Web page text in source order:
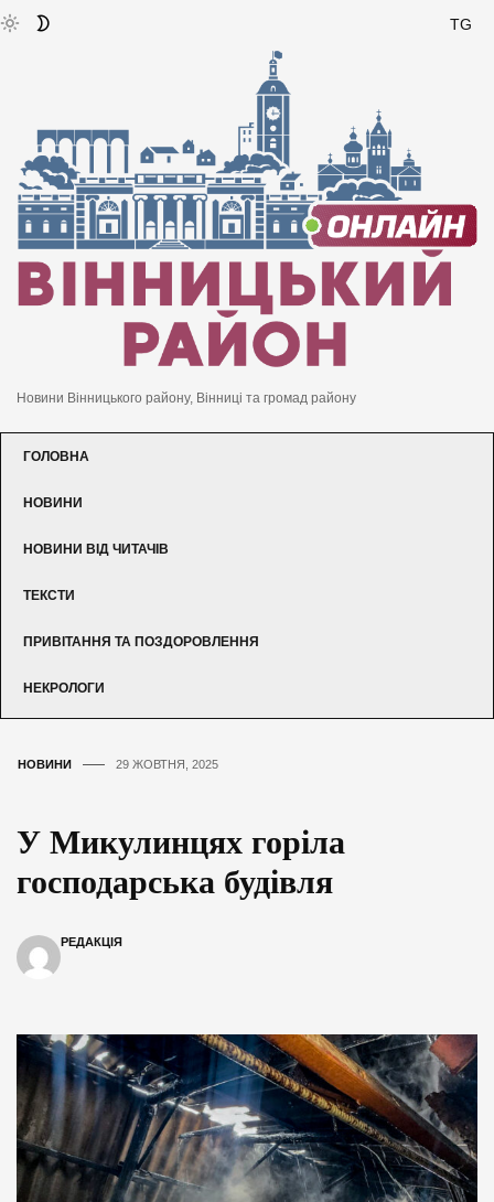
TG
Новини Вінницького району, Вінниці та громад району
ГОЛОВНА
НОВИНИ
НОВИНИ ВІД ЧИТАЧІВ
ТЕКСТИ
ПРИВІТАННЯ ТА ПОЗДОРОВЛЕННЯ
НЕКРОЛОГИ
НОВИНИ 29 ЖОВТНЯ, 2025
У Микулинцях горіла
господарська будівля
РЕДАКЦІЯ